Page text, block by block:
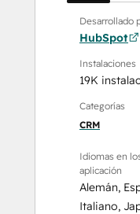
Desarrollado
HubSpot
Instalaciones
19K
Categorías
CRM
Idiomas en
aplicación
Alemán,
Italiano,